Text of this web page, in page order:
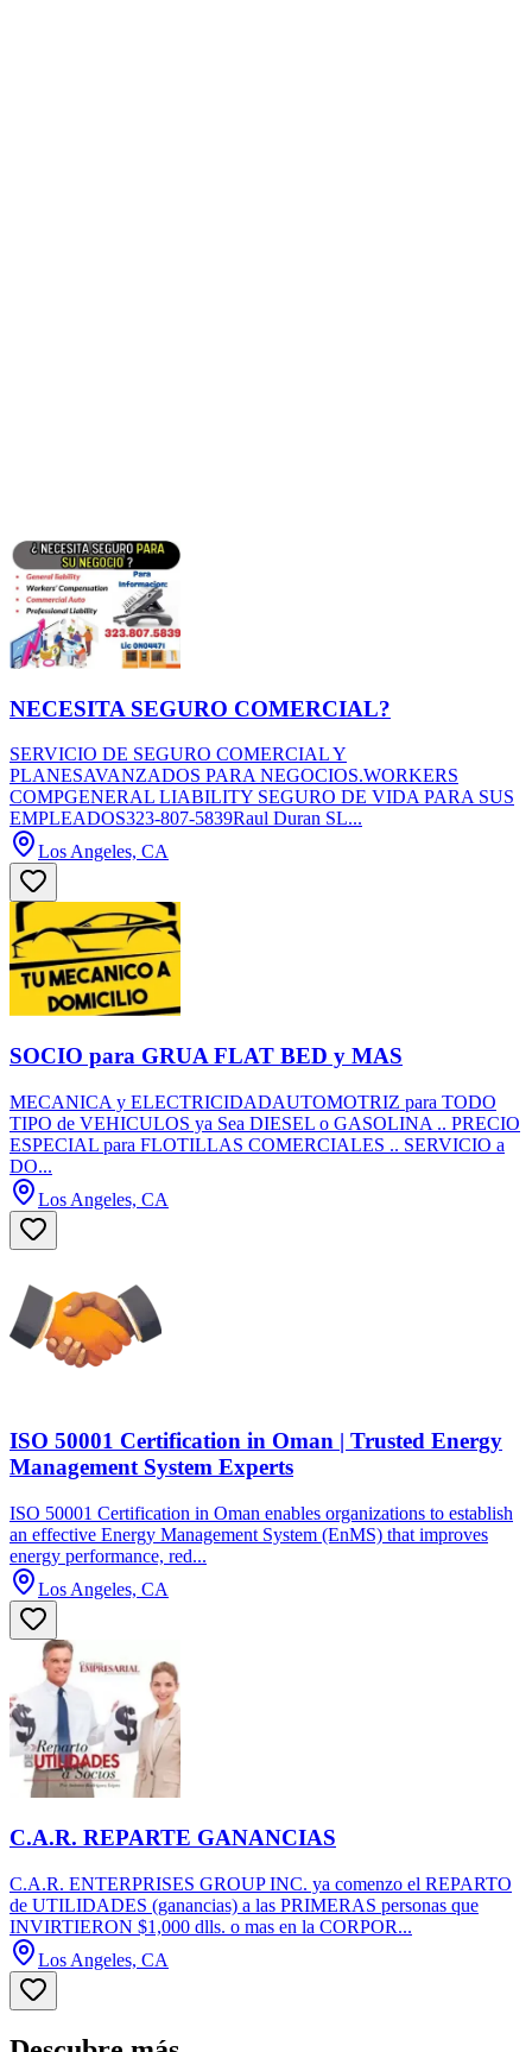
NECESITA SEGURO COMERCIAL?
SERVICIO DE SEGURO COMERCIAL Y
PLANESAVANZADOS PARA NEGOCIOS.WORKERS
COMPGENERAL LIABILITY SEGURO DE VIDA PARA SUS
EMPLEADOS323-807-5839Raul Duran SL...
Los Angeles, CA
SOCIO para GRUA FLAT BED y MAS
MECANICA y ELECTRICIDADAUTOMOTRIZ para TODO
TIPO de VEHICULOS ya Sea DIESEL o GASOLINA .. PRECIO
ESPECIAL para FLOTILLAS COMERCIALES .. SERVICIO a
DO...
Los Angeles, CA
ISO 50001 Certification in Oman | Trusted Energy
Management System Experts
ISO 50001 Certification in Oman enables organizations to establish
an effective Energy Management System (EnMS) that improves
energy performance, red...
Los Angeles, CA
C.A.R. REPARTE GANANCIAS
C.A.R. ENTERPRISES GROUP INC. ya comenzo el REPARTO
de UTILIDADES (ganancias) a las PRIMERAS personas que
INVIRTIERON $1,000 dlls. o mas en la CORPOR...
Los Angeles, CA